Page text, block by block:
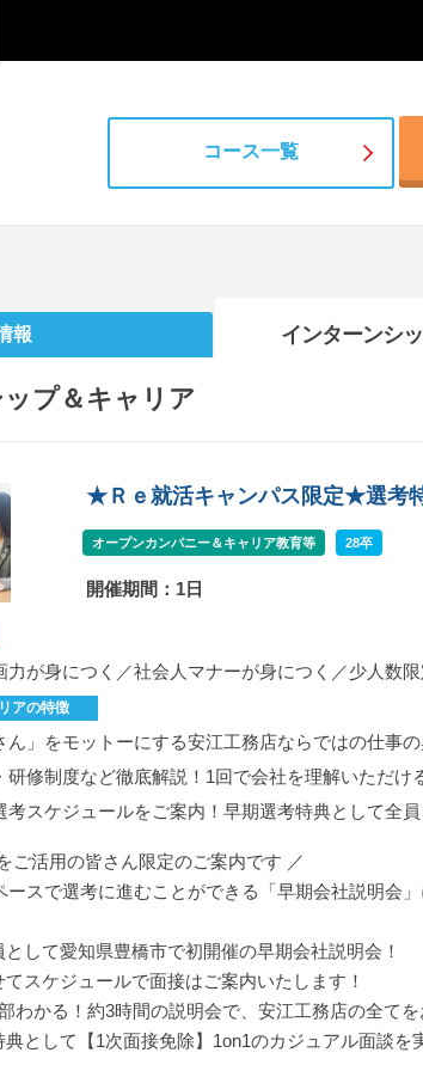
コース一覧
報 インターンシ
プ＆キャリア
★Ｒｅ就活キャンパス限定★選考
オープンカンパニー＆キャリア教育等 28卒
開催期間：1日
力が身につく／社会人マナーが身につく／少人数
アの特徴
ん」をモットーにする安江工務店ならではの仕事の
研修制度など徹底解説！1回で会社を理解いただ
考スケジュールをご案内！早期選考特典として全
ご活用の皆さん限定のご案内です ／
スで選考に進むことができる「早期会社説明会
して愛知県豊橋市で初開催の早期会社説明会！
スケジュールで面接はご案内いたします！
わかる！約3時間の説明会で、安江工務店の全て
として【1次面接免除】1on1のカジュアル面談を